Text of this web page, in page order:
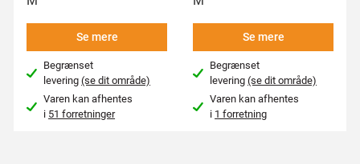
Se mere
Begrænset
levering(se dit område)
Varen kan afhentes
i 51 forretninger
Se mere
Begrænset
levering(se dit område)
Varen kan afhentes
i 1 forretning